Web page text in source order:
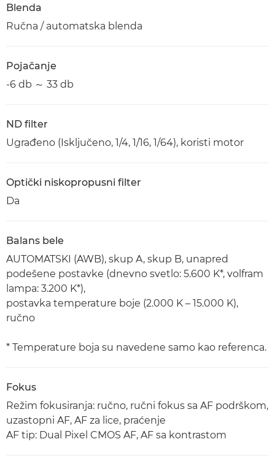
Blenda
Ručna / automatska blenda
Pojačanje
-6 db ～ 33 db
ND filter
Ugrađeno (Isključeno, 1/4, 1/16, 1/64), koristi motor
Optički niskopropusni filter
Da
Balans bele
AUTOMATSKI (AWB), skup A, skup B, unapred
podešene postavke (dnevno svetlo: 5.600 K*, volfram
lampa: 3.200 K*),
postavka temperature boje (2.000 K – 15.000 K),
ručno
* Temperature boja su navedene samo kao referenca.
Fokus
Režim fokusiranja: ručno, ručni fokus sa AF podrškom,
uzastopni AF, AF za lice, praćenje
AF tip: Dual Pixel CMOS AF, AF sa kontrastom